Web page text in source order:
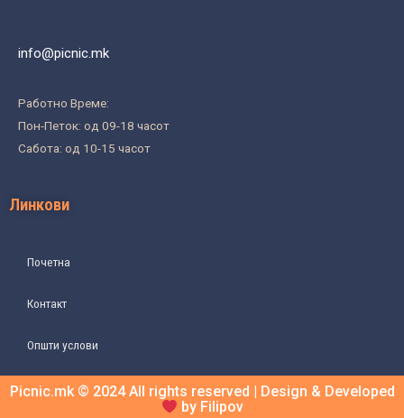
info@picnic.mk
Работно Време:
Пон-Петок: од 09-18 часот
Сабота: од 10-15 часот
Линкови
Почетна
Контакт
Општи услови
Picnic.mk © 2024 All rights reserved | Design & Developed
by Filipov